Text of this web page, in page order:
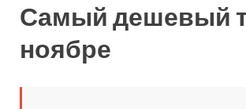
Самый дешевый
ноябре